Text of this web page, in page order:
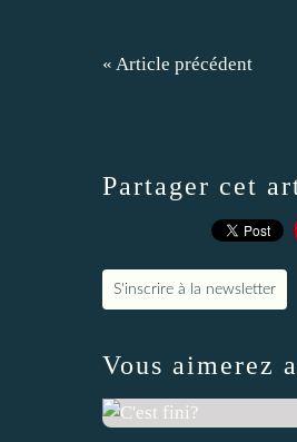
« Article précédent
Partager cet
S'inscrire à la newsletter
Vous aimerez